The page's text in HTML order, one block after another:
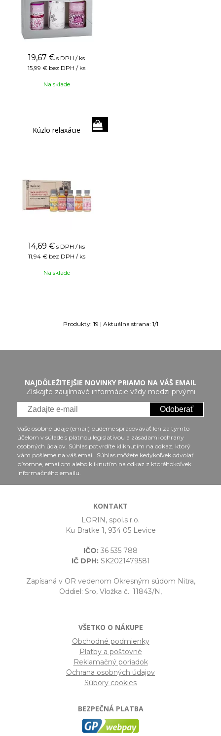
19,67 € s DPH / ks
15,99 € bez DPH / ks
Na sklade
Kúzlo relaxácie
14,69 € s DPH / ks
11,94 € bez DPH / ks
Na sklade
Produkty: 19 | Aktuálna strana: 1/1
NAJDÔLEŽITEJŠIE NOVINKY PRIAMO NA VÁŠ EMAIL
Získajte zaujímavé informácie vždy medzi prvými
Odoberať
Vaše osobné údaje (email) budeme spracovávať len za týmto
účelom v súlade s platnou legislatívou a zásadami ochrany
osobných údajov. Súhlas potvrdíte kliknutím na odkaz, ktorý
vám pošleme na váš email. Súhlas môžete kedykoľvek odvolať
písomne, emailom alebo kliknutím na odkaz z ktoréhokoľvek
informačného emailu.
KONTAKT
LORIN, spol.s r.o.
Ku Bratke 1, 934 05 Levice
IČO: 36 535 788
IČ DPH:SK2021479581
Zapísaná v OR vedenom Okresným súdom Nitra,
Oddiel: Sro, Vložka č.: 11843/N,
VŠETKO O NÁKUPE
Obchodné podmienky
Platby a poštovné
Reklamačný poriadok
Ochrana osobných údajov
Súbory cookies
BEZPEČNÁ PLATBA